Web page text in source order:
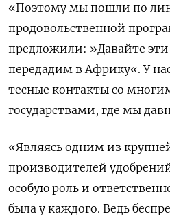
«Поэтому мы пошли по
продовольственной
предложили: »Давайте эти
передадим в Африку«. У
тесные контакты со
государствами, где мы
«Являясь одним из
производителей
особую роль и
была у каждого. Ведь